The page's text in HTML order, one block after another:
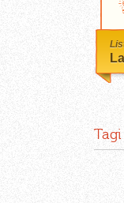
Tagi